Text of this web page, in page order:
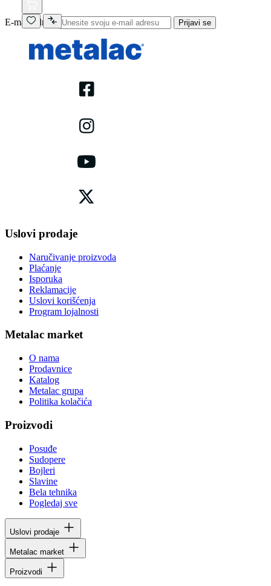
E-mail adresa Prijavi se
Uslovi prodaje
Naručivanje proizvoda
Plaćanje
Isporuka
Reklamacije
Uslovi korišćenja
Program lojalnosti
Metalac market
O nama
Prodavnice
Katalog
Metalac grupa
Politika kolačića
Proizvodi
Posuđe
Sudopere
Bojleri
Slavine
Bela tehnika
Pogledaj sve
Uslovi prodaje
Metalac market
Proizvodi